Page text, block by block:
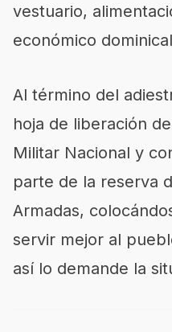
vestuario,
económico
Al término del
hoja de liberación
Militar Nacional y
parte de la reserva
Armadas,
servir mejor al
así lo demande la